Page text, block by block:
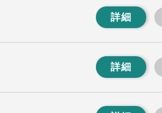
詳細
詳細